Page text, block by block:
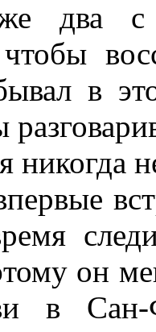
два
в
никогда
он
в Сан-